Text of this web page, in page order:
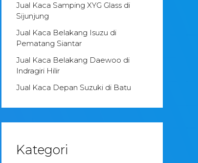
Jual Kaca Samping XYG Glass di
Sijunjung
Jual Kaca Belakang Isuzu di
Pematang Siantar
Jual Kaca Belakang Daewoo di
Indragiri Hilir
Jual Kaca Depan Suzuki di Batu
Kategori